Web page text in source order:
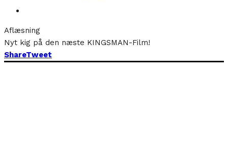
Aflæsning
Nyt kig på den næste KINGSMAN-Film!
ShareTweet